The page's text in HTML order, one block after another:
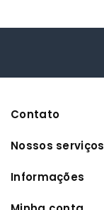
Contato
Nossos serviços
Informações